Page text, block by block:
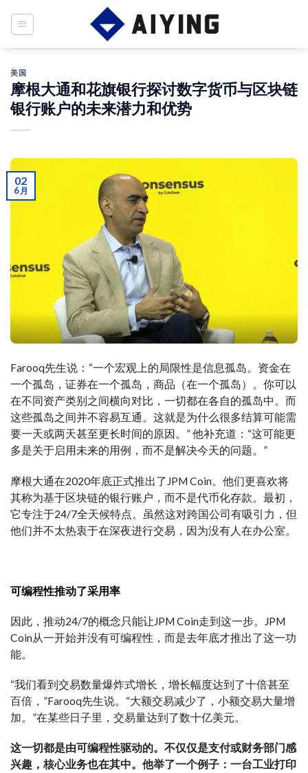
美国
摩根大通和花旗银行探讨数字货币与区块链
银行账户的未来潜力和优势
02
6 月
Farooq先生说：“一个宏观上的局限性是信息孤岛。资金在
一个孤岛，证券在一个孤岛，商品（在一个孤岛）。你可以
在不同资产类别之间横向对比，一切都在各自的孤岛中。而
这些孤岛之间并不容易互通。这就是为什么很多结算可能需
要一天或两天甚至更长时间的原因。” 他补充道：“这可能更
多是关于启用未来的用例，而不是解决今天的问题。”
摩根大通在2020年底正式推出了JPM Coin。他们更喜欢将
其称为基于区块链的银行账户，而不是代币化存款。最初，
它专注于24/7全天候特点。虽然这对跨国公司有吸引力，但
他们并不太热衷于在深夜进行交易，因为没有人在办公室。
可编程性推动了采用率
因此，推动24/7的概念只能让JPM Coin走到这一步。JPM
Coin从一开始并没有可编程性，而是去年底才推出了这一功
能。
“我们看到交易数量爆炸式增长，增长幅度达到了十倍甚至
百倍，”Farooq先生说。“大额交易减少了，小额交易大量增
加。”在某些日子里，交易量达到了数十亿美元。
这一切都是由可编程性驱动的。不仅仅是支付或财务部门感
兴趣，核心业务也在其中。他举了一个例子：一台工业打印